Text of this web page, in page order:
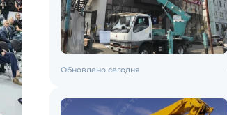
Обновлено сегодня